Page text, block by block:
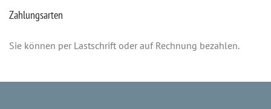
Zahlungsarten
Sie können per Lastschrift oder auf Rechnung bezahlen.